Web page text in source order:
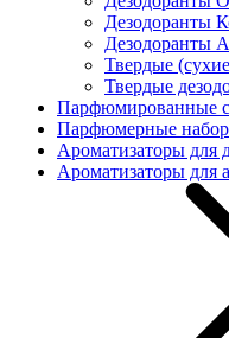
Дезодоранты
Дезодоранты
Твердые
Твердые
Парфюмированные
Парфюмерные
Ароматизаторы для
Ароматизаторы для